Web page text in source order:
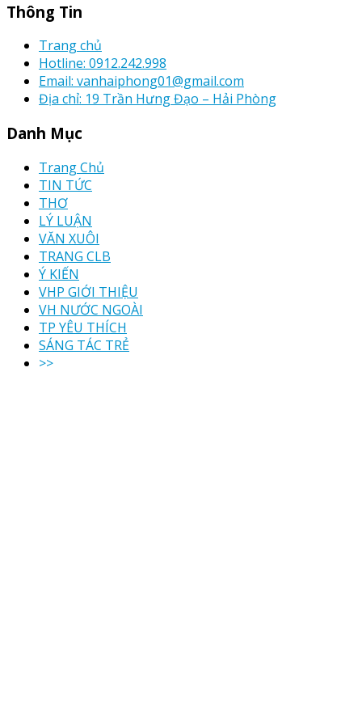
Thông Tin
Trang chủ
Hotline: 0912.242.998
Email: vanhaiphong01@gmail.com
Địa chỉ: 19 Trần Hưng Đạo – Hải Phòng
Danh Mục
Trang Chủ
TIN TỨC
THƠ
LÝ LUẬN
VĂN XUÔI
TRANG CLB
Ý KIẾN
VHP GIỚI THIỆU
VH NƯỚC NGOÀI
TP YÊU THÍCH
SÁNG TÁC TRẺ
>>